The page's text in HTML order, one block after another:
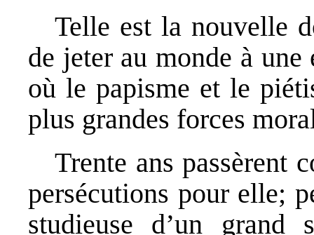
Telle est la nouvelle
de jeter au monde à
où le papisme et le
plus grandes forces
Trente ans passèrent
persécutions pour elle;
studieuse d’un grand